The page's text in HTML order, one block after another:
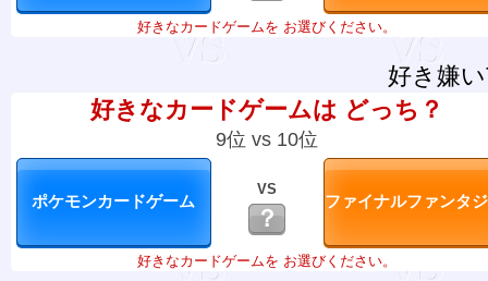
好きなカードゲームを お選びください。
好き嫌
好きなカードゲームは どっち？
9位 vs 10位
VS
？
好きなカードゲームを お選びください。